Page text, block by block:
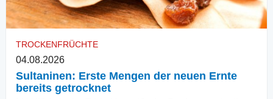
TROCKENFRÜCHTE
04.08.2026
Sultaninen: Erste Mengen der neuen Ernte
bereits getrocknet